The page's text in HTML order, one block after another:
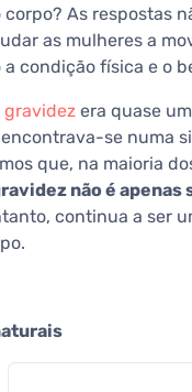
As respostas
as mulheres a
condição física e o
gravidez era quase
se numa
que, na maioria
não é
continua a ser